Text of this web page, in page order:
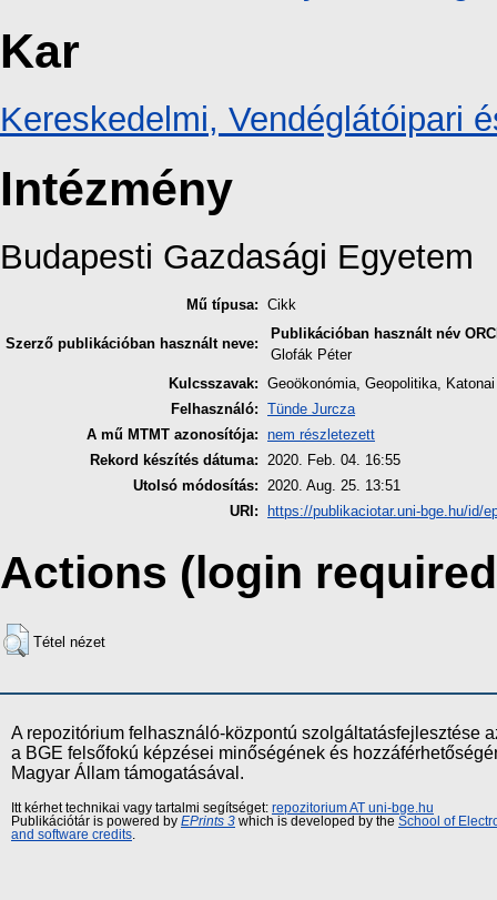
Kar
Kereskedelmi, Vendéglátóipari
Intézmény
Budapesti Gazdasági Egyetem
Mű típusa: Cikk
Szerző publikációban használt neve:
Publikációban használt név
Glofák Péter
Kulcsszavak: Geoökonómia, Geopolitika,
Felhasználó: Tünde Jurcza
A mű MTMT azonosítója: nem részletezett
Rekord készítés dátuma: 2020. Feb. 04. 16:55
Utolsó módosítás: 2020. Aug. 25. 13:51
URI:
https://publikaciotar.uni-bge.hu/id/
Actions (login
Tétel nézet
A repozitórium felhasználó-központú szolgáltatásfejlesztése
a BGE felsőfokú képzései minőségének és
Magyar Állam támogatásával.
Itt kérhet technikai vagy tartalmi segítséget: repozitorium AT uni-bge.hu
Publikációtár is powered by EPrints 3 which is developed by the School of
and software credits